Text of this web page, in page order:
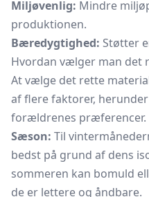
Miljøvenlig: Mindre
produktionen.
Bæredygtighed: Støtter
Hvordan vælger man det
At vælge det rette
af flere faktorer,
forældrenes præferencer.
Sæson: Til
bedst på grund af dens
sommeren kan bomuld
de er lettere og åndbare.